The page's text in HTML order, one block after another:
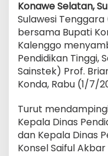
Konawe Selatan,
Sulawesi
bersama Bupati
Kalenggo
Pendidikan Tinggi,
Sainstek) Prof.
Konda, Rabu (1/7/
Turut
Kepala Dinas
dan Kepala Dinas
Konsel Saiful